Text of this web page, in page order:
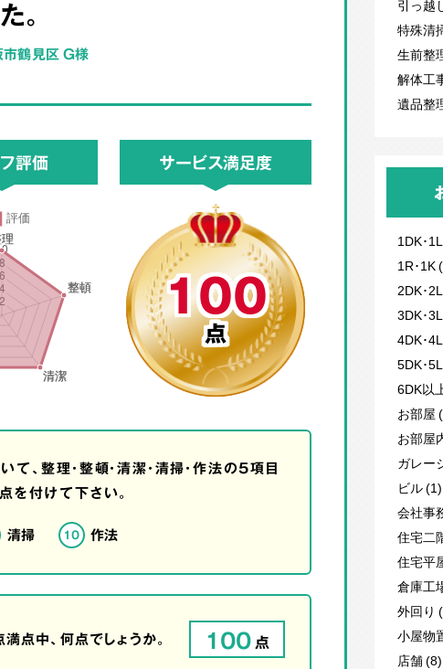
。
鶴見区 G様
評価 サービス満足度
100
点
、整理・整頓・清潔・清掃・作法の5項目
付けて下さい。
清掃 10 作法
中、何点でしょうか。 100 点
引っ越
特殊清
生前整
解体工
遺品整
1DK･
1R･1K
2DK･
3DK･
4DK･
5DK･
6DK以
お部屋
お部屋
ガレー
ビル (1)
会社事
住宅二
住宅平
倉庫工
外回り
小屋物
店舗 (8)